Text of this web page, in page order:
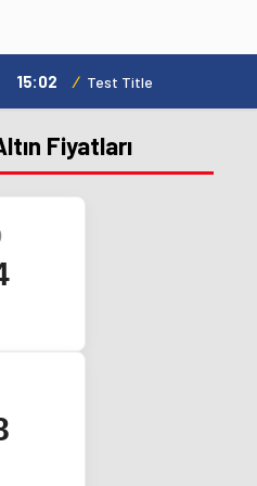
Title
Fiyatları